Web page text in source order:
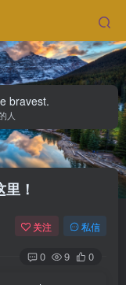
bravest.
人
！
关注 私信
0 9 0